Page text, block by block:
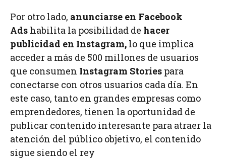
Por otro lado, anunciarse en Facebook
Ads habilita la posibilidad de hacer
publicidad en Instagram, lo que implica
acceder a más de 500 millones de usuarios
que consumen Instagram Stories para
conectarse con otros usuarios cada día. En
este caso, tanto en grandes empresas como
emprendedores, tienen la oportunidad de
publicar contenido interesante para atraer la
atención del público objetivo, el contenido
sigue siendo el rey